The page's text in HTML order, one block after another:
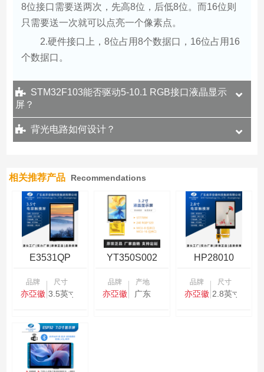
8位接口需要送两次，先高8位，后低8位。而16位则
只需要送一次就可以点亮一个像素点。
2.硬件接口上，8位占用8个数据口，16位占用16
个数据口。
STM32F103能否驱动5-10.1 RGB接口液晶显示
屏？
背光电路如何设计？
相关推荐产品 Recommendations
E3531QP
品牌
亦亞徽
尺寸
3.5英寸
YT350S002
品牌
亦亞徽
产地
广东
HP28010
品牌
亦亞徽
尺寸
2.8英寸